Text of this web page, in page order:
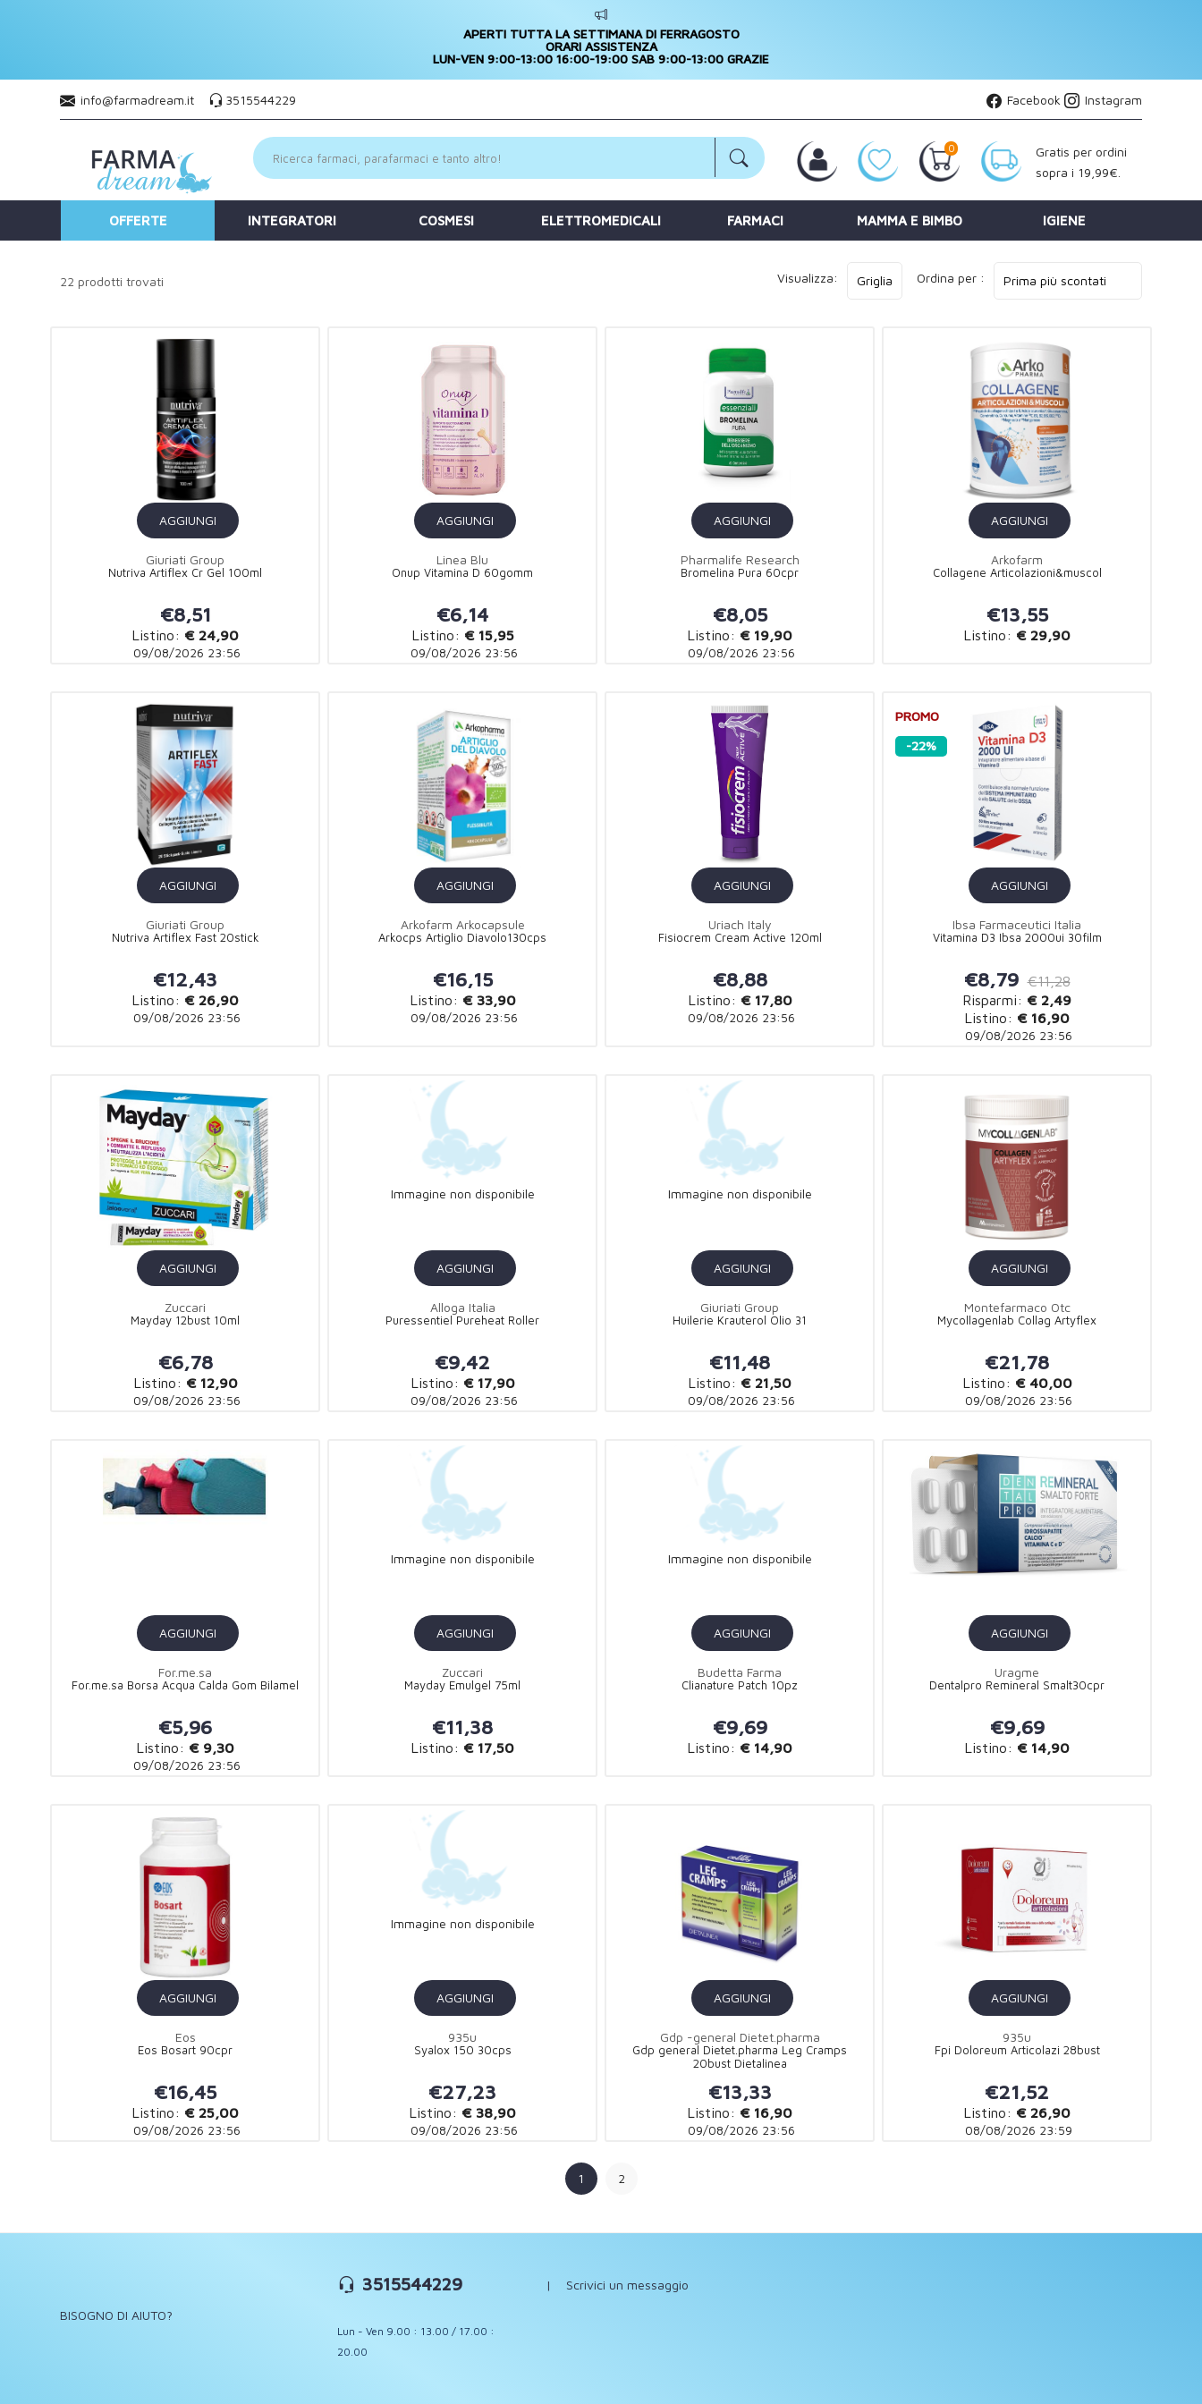
APERTI TUTTA LA SETTIMANA DI FERRAGOSTO
ORARI ASSISTENZA
LUN-VEN 9:00-13:00 16:00-19:00 SAB 9:00-13:00 GRAZIE
info@farmadream.it 3515544229 Facebook Instagram
0
Gratis per ordini
sopra i 19,99€.
OFFERTE INTEGRATORI COSMESI ELETTROMEDICALI FARMACI MAMMA E BIMBO IGIENE
22 prodotti trovati Visualizza: Ordina per :
AGGIUNGI
Giuriati Group
Nutriva Artiflex Cr Gel 100ml
€8,51
Listino: € 24,90
09/08/2026 23:56
AGGIUNGI
Linea Blu
Onup Vitamina D 60gomm
€6,14
Listino: € 15,95
09/08/2026 23:56
AGGIUNGI
Pharmalife Research
Bromelina Pura 60cpr
€8,05
Listino: € 19,90
09/08/2026 23:56
AGGIUNGI
Arkofarm
Collagene Articolazioni&muscol
€13,55
Listino: € 29,90
AGGIUNGI
Giuriati Group
Nutriva Artiflex Fast 20stick
€12,43
Listino: € 26,90
09/08/2026 23:56
AGGIUNGI
Arkofarm Arkocapsule
Arkocps Artiglio Diavolo130cps
€16,15
Listino: € 33,90
09/08/2026 23:56
AGGIUNGI
Uriach Italy
Fisiocrem Cream Active 120ml
€8,88
Listino: € 17,80
09/08/2026 23:56
PROMO
-22%
AGGIUNGI
Ibsa Farmaceutici Italia
Vitamina D3 Ibsa 2000ui 30film
€8,79 €11,28
Risparmi: € 2,49
Listino: € 16,90
09/08/2026 23:56
AGGIUNGI
Zuccari
Mayday 12bust 10ml
€6,78
Listino: € 12,90
09/08/2026 23:56
Immagine non disponibile
AGGIUNGI
Alloga Italia
Puressentiel Pureheat Roller
€9,42
Listino: € 17,90
09/08/2026 23:56
Immagine non disponibile
AGGIUNGI
Giuriati Group
Huilerie Krauterol Olio 31
€11,48
Listino: € 21,50
09/08/2026 23:56
AGGIUNGI
Montefarmaco Otc
Mycollagenlab Collag Artyflex
€21,78
Listino: € 40,00
09/08/2026 23:56
AGGIUNGI
For.me.sa
For.me.sa Borsa Acqua Calda Gom Bilamel
€5,96
Listino: € 9,30
09/08/2026 23:56
Immagine non disponibile
AGGIUNGI
Zuccari
Mayday Emulgel 75ml
€11,38
Listino: € 17,50
Immagine non disponibile
AGGIUNGI
Budetta Farma
Clianature Patch 10pz
€9,69
Listino: € 14,90
AGGIUNGI
Uragme
Dentalpro Remineral Smalt30cpr
€9,69
Listino: € 14,90
AGGIUNGI
Eos
Eos Bosart 90cpr
€16,45
Listino: € 25,00
09/08/2026 23:56
Immagine non disponibile
AGGIUNGI
935u
Syalox 150 30cps
€27,23
Listino: € 38,90
09/08/2026 23:56
AGGIUNGI
Gdp -general Dietet.pharma
Gdp general Dietet.pharma Leg Cramps
20bust Dietalinea
€13,33
Listino: € 16,90
09/08/2026 23:56
AGGIUNGI
935u
Fpi Doloreum Articolazi 28bust
€21,52
Listino: € 26,90
08/08/2026 23:59
1 2
BISOGNO DI AIUTO?
3515544229
Lun - Ven 9.00 : 13.00 / 17.00 :
20.00
| Scrivici un messaggio